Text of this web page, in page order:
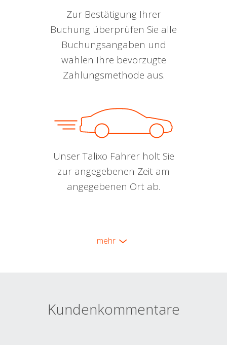
Zur Bestätigung Ihrer
Buchung überprüfen Sie alle
Buchungsangaben und
wählen Ihre bevorzugte
Zahlungsmethode aus.
Unser Talixo Fahrer holt Sie
zur angegebenen Zeit am
angegebenen Ort ab.
mehr
Kundenkommentare